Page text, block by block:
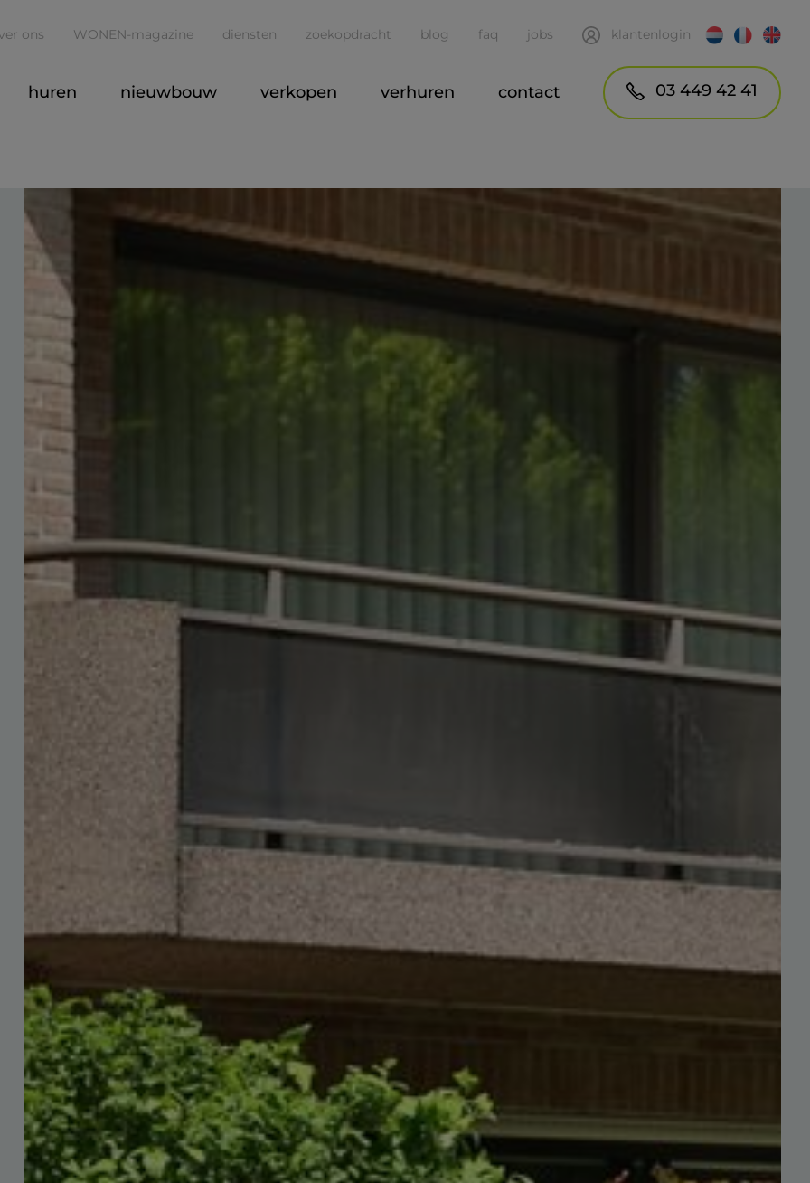
ons WONEN-magazine diensten zoekopdracht blog faq jobs klantenlogin
huren nieuwbouw verkopen verhuren contact 03 449 42 41